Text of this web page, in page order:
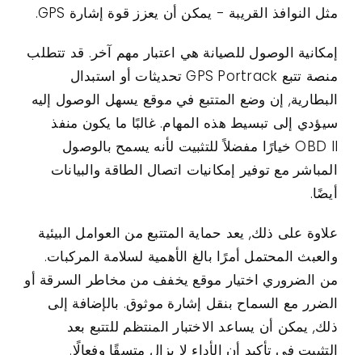
مثل النوافذ القريبة - يمكن أن يعزز قوة إشارة GPS.
إمكانية الوصول للصيانة هي اعتبار مهم آخر. قد تتطلب
منصة تتبع GPS Portrack تحديثات أو استبدال
البطارية, إن وضع المتتبع في موقع يسهل الوصول إليه
سيؤدي إلى تبسيط هذه المهام. غالبًا ما يكون منفذ
OBD II خيارًا مفضلاً للتثبيت لأنه يسمح بالوصول
المباشر مع توفير إمكانيات اتصال الطاقة والبيانات
أيضًا.
علاوة على ذلك, يعد حماية المتتبع من العوامل البيئية
والعبث المحتمل أمرًا بالغ الأهمية لسلامة المركبات.
من الضروري اختيار موقع يخفف من مخاطر السرقة أو
الضرر مع السماح بنقل إشارة موثوق. بالإضافة إلى
ذلك, يمكن أن يساعد الاختبار المنتظم للتتبع بعد
التثبيت في تأكيد أن الأداء لا يزال متسقًا وفعالًا.